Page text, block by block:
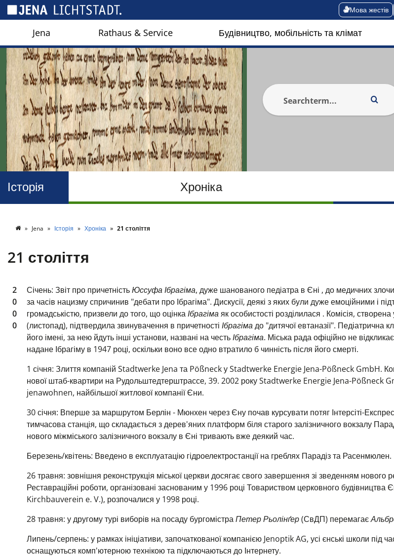
Мова жестів
Jena Rathaus & Service Будівництво, мобільність та клімат
Хроніка
Історія
Jena Історія Хроніка 21 століття
21 століття
2
0
0
0
Січень: Звіт про причетністьЮссуфа Ібрагіма, дуже шанованого педіатра в Єні , до медичних
за часів нацизму спричинив "дебати про Ібрагіма". Дискусії, деякі з яких були дуже емоційними і
громадськістю, призвели до того, що оцінкаІбрагімаяк особистості розділилася . Комісія,
(листопад), підтвердила звинувачення в причетності Ібрагімадо "дитячої евтаназії". Педіатрична
його імені, за нею йдуть інші установи, названі на честьІбрагіма. Міська рада офіційно не
надане Ібрагіму в 1947 році, оскільки воно все одно втратило б чинність після його смерті.
1 січня: Злиття компаній Stadtwerke Jena та Pößneck у Stadtwerke Energie Jena-Pößneck GmbH.
нової штаб-квартири на Рудольштедтерштрассе, 39. 2002 року Stadtwerke Energie Jena-Pößneck
jenawohnen, найбільшої житлової компанії Єни.
30 січня: Вперше за маршрутом Берлін - Мюнхен через Єну почав курсувати потяг Інтерсіті-
тимчасова станція, що складається з дерев'яних платформ біля старого залізничного вокзалу
нового міжміського залізничного вокзалу в Єні тривають вже деякий час.
Березень/квітень: Введено в експлуатацію гідроелектростанції на греблях Парадіз та Расенмюлен.
26 травня: зовнішня реконструкція міської церкви досягає свого завершення зі зведенням нового
Реставраційні роботи, організовані заснованим у 1996 році Товариством церковного будівництва
Kirchbauverein e. V.), розпочалися у 1998 році.
28 травня: у другому турі виборів на посаду бургомістраПетер Рьолінґер(СвДП) перемагає
Липень/серпень: у рамках ініціативи, започаткованої компанією Jenoptik AG, усі єнські школи під час
оснащуються комп'ютерною технікою та підключаються до Інтернету.
Панель керування кукі